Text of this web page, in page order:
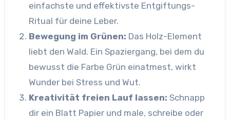
einfachste und effektivste Entgiftungs-
Ritual für deine Leber.
Bewegung im Grünen: Das Holz-Element
liebt den Wald. Ein Spaziergang, bei dem du
bewusst die Farbe Grün einatmest, wirkt
Wunder bei Stress und Wut.
Kreativität freien Lauf lassen: Schnapp
dir ein Blatt Papier und male, schreibe oder